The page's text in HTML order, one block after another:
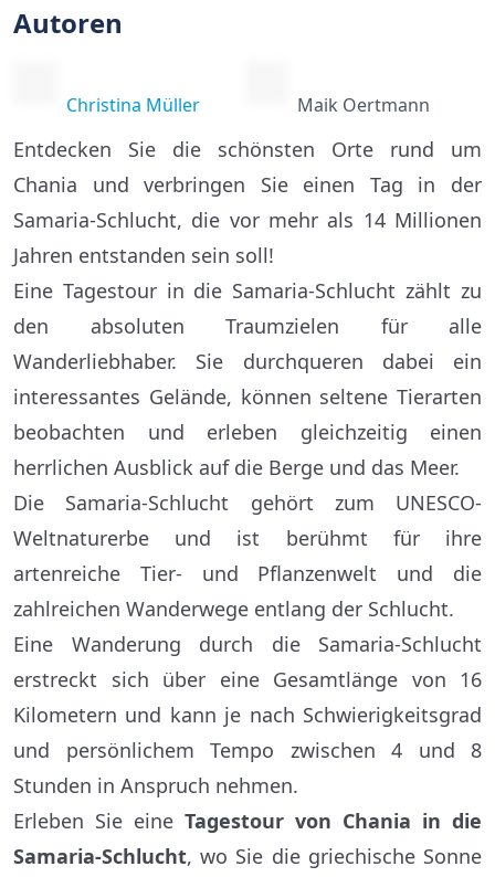
Autoren
Christina Müller Maik Oertmann
Entdecken Sie die schönsten Orte rund um
Chania und verbringen Sie einen Tag in der
Samaria-Schlucht, die vor mehr als 14 Millionen
Jahren entstanden sein soll!
Eine Tagestour in die Samaria-Schlucht zählt zu
den absoluten Traumzielen für alle
Wanderliebhaber. Sie durchqueren dabei ein
interessantes Gelände, können seltene Tierarten
beobachten und erleben gleichzeitig einen
herrlichen Ausblick auf die Berge und das Meer.
Die Samaria-Schlucht gehört zum UNESCO-
Weltnaturerbe und ist berühmt für ihre
artenreiche Tier- und Pflanzenwelt und die
zahlreichen Wanderwege entlang der Schlucht.
Eine Wanderung durch die Samaria-Schlucht
erstreckt sich über eine Gesamtlänge von 16
Kilometern und kann je nach Schwierigkeitsgrad
und persönlichem Tempo zwischen 4 und 8
Stunden in Anspruch nehmen.
Erleben Sie eine Tagestour von Chania in die
Samaria-Schlucht, wo Sie die griechische Sonne